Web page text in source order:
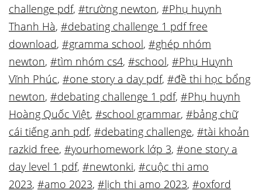
challenge pdf, #trường newton, #Phụ huynh
Thanh Hà, #debating challenge 1 pdf free
download, #gramma school, #ghép nhóm
newton, #tìm nhóm cs4, #school, #Phụ Huynh
Vĩnh Phúc, #one story a day pdf, #đề thi học bổng
newton, #debating challenge 1 pdf, #Phụ huynh
Hoàng Quốc Việt, #school grammar, #bảng chữ
cái tiếng anh pdf, #debating challenge, #tài khoản
razkid free, #yourhomework lớp 3, #one story a
day level 1 pdf, #newtonki, #cuộc thi amo
2023, #amo 2023, #lịch thi amo 2023, #oxford